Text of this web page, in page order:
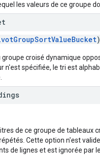
les valeurs de ce groupe
)
groupe croisé dynamique
n'est spécifiée, le tri est
de ce groupe de tableaux
Cette option n'est
de lignes et est ignorée par